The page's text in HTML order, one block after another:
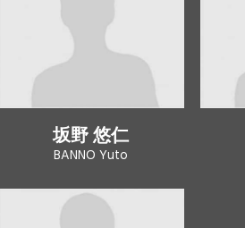
坂野 悠仁
BANNO Yuto